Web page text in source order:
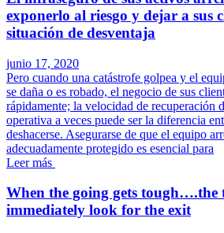
exponerlo al riesgo y dejar a sus
situación de desventaja
junio 17, 2020
Pero cuando una catástrofe golpea y el
se daña o es robado, el negocio de sus
rápidamente; la velocidad de recuperación
operativa a veces puede ser la diferencia
deshacerse. Asegurarse de que el equipo
adecuadamente protegido es esencial para
Leer más
When the going gets tough….the
immediately look for the exit